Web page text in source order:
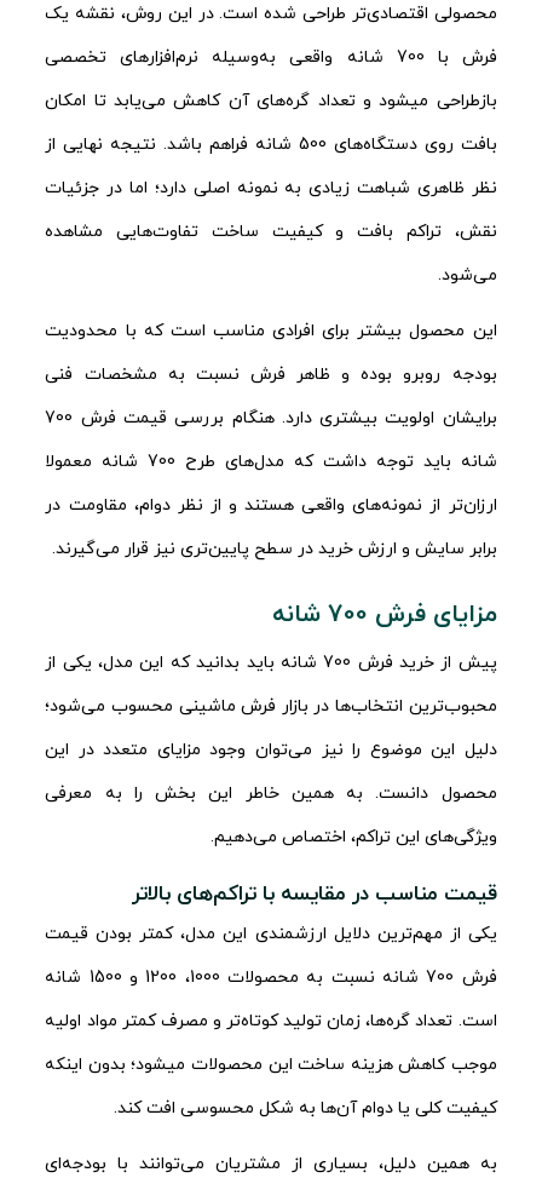
محصولی اقتصادی‌تر طراحی شده است. در این روش، نقشه یک
فرش با 700 شانه واقعی به‌وسیله نرم‌افزارهای تخصصی
بازطراحی می‎شود و تعداد گره‌های آن کاهش می‌یابد تا امکان
بافت روی دستگاه‌های 500 شانه فراهم باشد. نتیجه نهایی از
نظر ظاهری شباهت زیادی به نمونه اصلی دارد؛ اما در جزئیات
نقش، تراکم بافت و کیفیت ساخت تفاوت‌هایی مشاهده
می‌شود.
این محصول بیشتر برای افرادی مناسب است که با محدودیت
بودجه روبرو بوده و ظاهر فرش نسبت به مشخصات فنی
برایشان اولویت بیشتری دارد. هنگام بررسی قیمت فرش 700
شانه باید توجه داشت که مدل‌های طرح 700 شانه معمولا
ارزان‌تر از نمونه‌های واقعی هستند و از نظر دوام، مقاومت در
برابر سایش و ارزش خرید در سطح پایین‌تری نیز قرار می‌گیرند.
مزایای فرش 700 شانه
پیش از خرید فرش 700 شانه باید بدانید که این مدل، یکی از
محبوب‌ترین انتخاب‌ها در بازار فرش ماشینی محسوب می‌شود؛
دلیل این موضوع را نیز می‌توان وجود مزایای متعدد در این
محصول دانست. به همین خاطر این بخش را به معرفی
ویژگی‌های این تراکم، اختصاص می‌دهیم.
قیمت مناسب در مقایسه با تراکم‌های بالاتر
یکی از مهم‌ترین دلایل ارزشمندی این مدل، کمتر بودن قیمت
فرش 700 شانه نسبت به محصولات 1000، 1200 و 1500 شانه
است. تعداد گره‌ها، زمان تولید کوتاه‌تر و مصرف کمتر مواد اولیه
موجب کاهش هزینه ساخت این محصولات می‎شود؛ بدون اینکه
کیفیت کلی یا دوام آن‌ها به شکل محسوسی افت کند.
به همین دلیل، بسیاری از مشتریان می‌توانند با بودجه‌ای